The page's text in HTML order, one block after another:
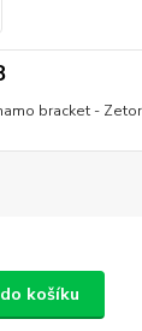
bracket - Zetor
košíku